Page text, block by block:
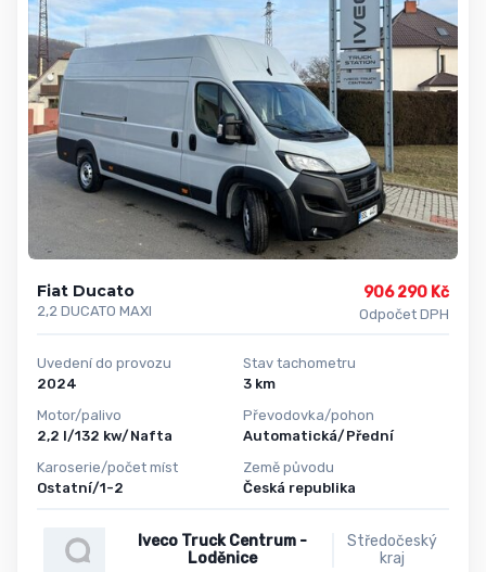
Fiat Ducato
2,2 DUCATO MAXI
906 290 Kč
Odpočet DPH
Uvedení do provozu
2024
Motor/palivo
2,2 l/132 kw/Nafta
Karoserie/počet míst
Ostatní/1-2
Stav tachometru
3 km
Převodovka/pohon
Automatická/Přední
Země původu
Česká republika
Iveco Truck Centrum -
Loděnice
Středočeský
kraj